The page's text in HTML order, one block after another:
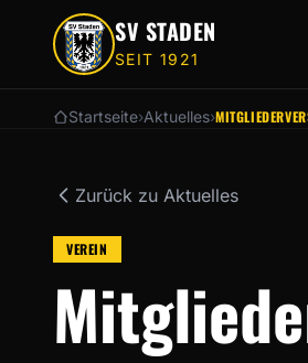
Zum Hauptinhalt springen
SV STADEN
SEIT 1921
Startseite›Aktuelles›
Zurück zu Aktuelles
VEREIN